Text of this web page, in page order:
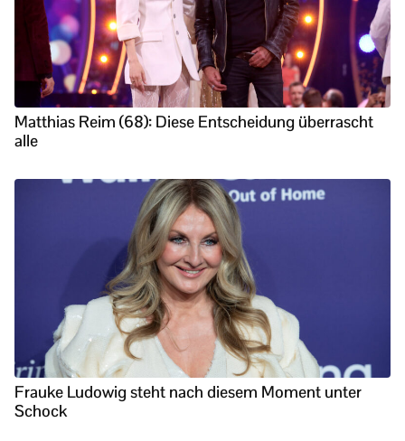
Matthias Reim (68): Diese Entscheidung überrascht
alle
Frauke Ludowig steht nach diesem Moment unter
Schock